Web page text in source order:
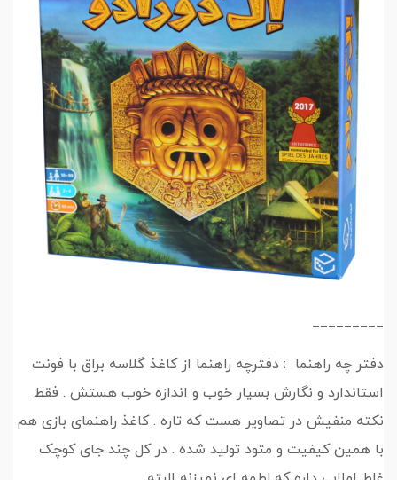
_________
دفتر چه راهنما : دفترچه راهنما از کاغذ گلاسه براق با فونت
استاندارد و نگارش بسیار خوب و اندازه خوب هستش . فقط
نکته منفیش در تصاویر هست که تاره . کاغذ راهنمای بازی هم
با همین کیفیت و متود تولید شده . در کل چند جای کوچک